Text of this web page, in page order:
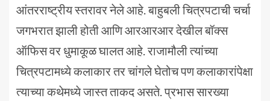
आंतरराष्ट्रीय स्तरावर नेले आहे. बाहुबली चित्रपटाची चर्चा
जगभरात झाली होती आणि आरआरआर देखील बॉक्स
ऑफिस वर धुमाकूळ घालत आहे. राजामौली त्यांच्या
चित्रपटामध्ये कलाकार तर चांगले घेतोच पण कलाकारांपेक्षा
त्याच्या कथेमध्ये जास्त ताकद असते. प्रभास सारख्या